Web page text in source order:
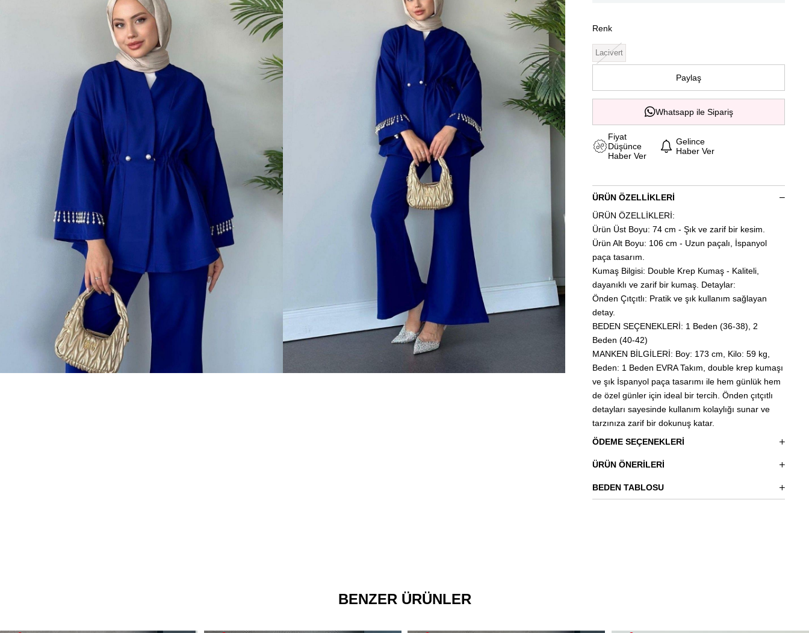
Renk
Lacivert
Paylaş
Whatsapp ile Sipariş
Fiyat
Düşünce
Haber Ver
Gelince
Haber Ver
ÜRÜN ÖZELLIKLERI
ÜRÜN ÖZELLİKLERİ:
Ürün Üst Boyu: 74 cm - Şık ve zarif bir kesim.
Ürün Alt Boyu: 106 cm - Uzun paçalı, İspanyol
paça tasarım.
Kumaş Bilgisi: Double Krep Kumaş - Kaliteli,
dayanıklı ve zarif bir kumaş. Detaylar:
Önden Çıtçıtlı: Pratik ve şık kullanım sağlayan
detay.
BEDEN SEÇENEKLERİ: 1 Beden (36-38), 2
Beden (40-42)
MANKEN BİLGİLERİ: Boy: 173 cm, Kilo: 59 kg,
Beden: 1 Beden EVRA Takım, double krep kumaşı
ve şık İspanyol paça tasarımı ile hem günlük hem
de özel günler için ideal bir tercih. Önden çıtçıtlı
detayları sayesinde kullanım kolaylığı sunar ve
tarzınıza zarif bir dokunuş katar.
ÖDEME SEÇENEKLERI
ÜRÜN ÖNERILERI
BEDEN TABLOSU
BENZER ÜRÜNLER